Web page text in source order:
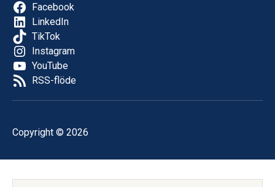
Facebook
LinkedIn
TikTok
Instagram
YouTube
RSS-flöde
Copyright © 2026